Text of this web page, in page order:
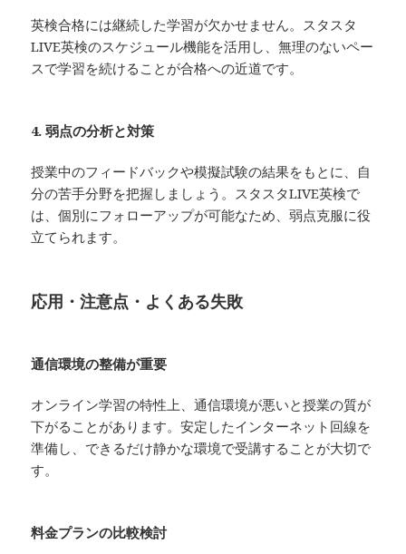
英検合格には継続した学習が欠かせません。スタスタ
LIVE英検のスケジュール機能を活用し、無理のないペー
スで学習を続けることが合格への近道です。
4. 弱点の分析と対策
授業中のフィードバックや模擬試験の結果をもとに、自
分の苦手分野を把握しましょう。スタスタLIVE英検で
は、個別にフォローアップが可能なため、弱点克服に役
立てられます。
応用・注意点・よくある失敗
通信環境の整備が重要
オンライン学習の特性上、通信環境が悪いと授業の質が
下がることがあります。安定したインターネット回線を
準備し、できるだけ静かな環境で受講することが大切で
す。
料金プランの比較検討